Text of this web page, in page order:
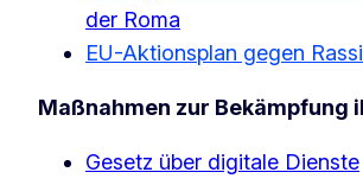
der Roma
EU-Aktionsplan gegen
Maßnahmen zur Bekämpfung
Gesetz über digitale Dienste